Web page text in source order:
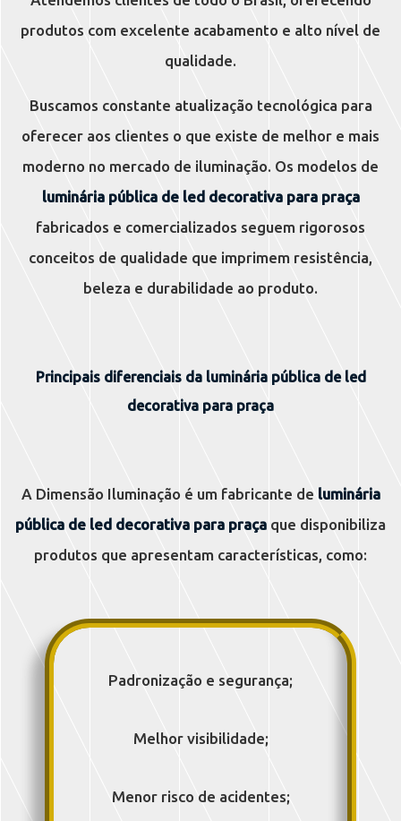
produtos com excelente acabamento e alto nível de
qualidade.
Buscamos constante atualização tecnológica para
oferecer aos clientes o que existe de melhor e mais
moderno no mercado de iluminação. Os modelos de
luminária pública de led decorativa para praça
fabricados e comercializados seguem rigorosos
conceitos de qualidade que imprimem resistência,
beleza e durabilidade ao produto.
Principais diferenciais da luminária pública de led
decorativa para praça
A Dimensão Iluminação é um fabricante de luminária
pública de led decorativa para praça que disponibiliza
produtos que apresentam características, como:
Padronização e segurança;
Melhor visibilidade;
Menor risco de acidentes;